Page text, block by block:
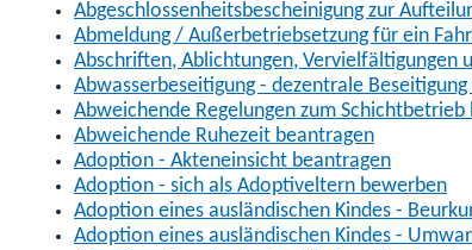
Abgeschlossenheitsbescheinigung zur
Abmeldung / Außerbetriebsetzung für ein
Abschriften, Ablichtungen, Vervielfältigungen
Abwasserbeseitigung - dezentrale
Abweichende Regelungen zum Schichtbetrieb
Abweichende Ruhezeit beantragen
Adoption - Akteneinsicht beantragen
Adoption - sich als Adoptiveltern bewerben
Adoption eines ausländischen Kindes -
Adoption eines ausländischen Kindes -